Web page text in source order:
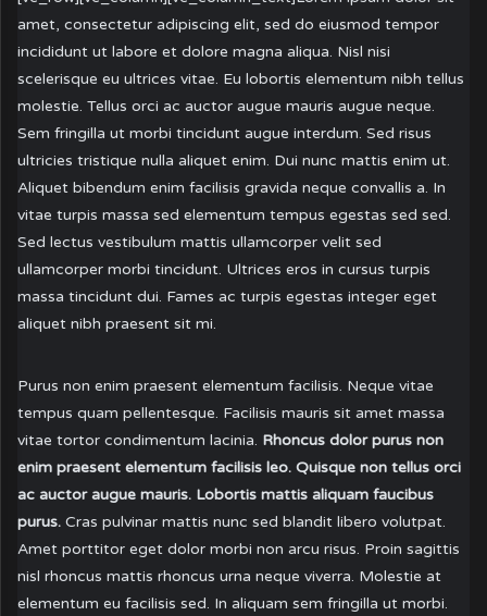
amet, consectetur adipiscing elit, sed do eiusmod tempor
incididunt ut labore et dolore magna aliqua. Nisl nisi
scelerisque eu ultrices vitae. Eu lobortis elementum nibh tellus
molestie. Tellus orci ac auctor augue mauris augue neque.
Sem fringilla ut morbi tincidunt augue interdum. Sed risus
ultricies tristique nulla aliquet enim. Dui nunc mattis enim ut.
Aliquet bibendum enim facilisis gravida neque convallis a. In
vitae turpis massa sed elementum tempus egestas sed sed.
Sed lectus vestibulum mattis ullamcorper velit sed
ullamcorper morbi tincidunt. Ultrices eros in cursus turpis
massa tincidunt dui. Fames ac turpis egestas integer eget
aliquet nibh praesent sit mi.
Purus non enim praesent elementum facilisis. Neque vitae
tempus quam pellentesque. Facilisis mauris sit amet massa
vitae tortor condimentum lacinia. Rhoncus dolor purus non
enim praesent elementum facilisis leo. Quisque non tellus orci
ac auctor augue mauris. Lobortis mattis aliquam faucibus
purus. Cras pulvinar mattis nunc sed blandit libero volutpat.
Amet porttitor eget dolor morbi non arcu risus. Proin sagittis
nisl rhoncus mattis rhoncus urna neque viverra. Molestie at
elementum eu facilisis sed. In aliquam sem fringilla ut morbi.